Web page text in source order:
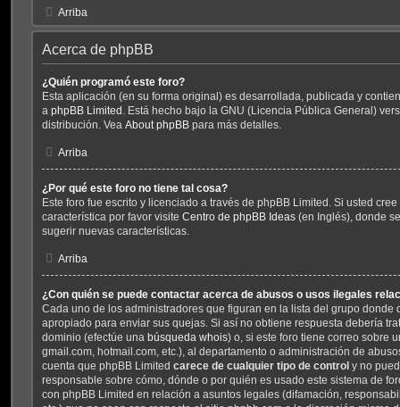
Arriba
Acerca de phpBB
¿Quién programó este foro?
Esta aplicación (en su forma original) es desarrollada, publicada y
a phpBB Limited . Está hecho bajo la GNU (Licencia Pública General)
distribución. Vea About phpBB para más detalles.
Arriba
¿Por qué este foro no tiene tal cosa?
Este foro fue escrito y licenciado a través de phpBB Limited. Si usted
característica por favor visite Centro de phpBB Ideas (en Inglés), donde
sugerir nuevas características.
Arriba
¿Con quién se puede contactar acerca de abusos o usos ilegales
Cada uno de los administradores que figuran en la lista del grupo donde
apropiado para enviar sus quejas. Si así no obtiene respuesta debería
dominio (efectúe una búsqueda whois) o, si este foro tiene correo sobre
gmail.com, hotmail.com, etc.), al departamento o administración de
cuenta que phpBB Limited carece de cualquier tipo de control y no
responsable sobre cómo, dónde o por quién es usado este sistema de
con phpBB Limited en relación a asuntos legales (difamación,